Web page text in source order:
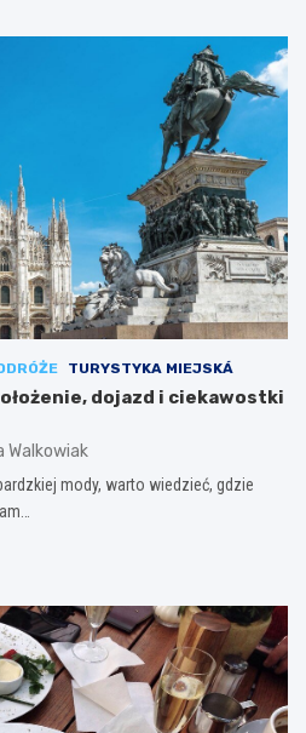
TURYSTYKA MIEJSKÁ
dojazd i ciekawostki
Walkowiak
mody, warto wiedzieć, gdzie